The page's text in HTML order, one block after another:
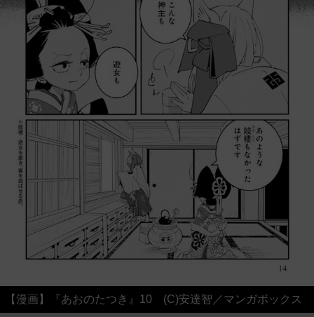
【漫画】『あおのたつき』10 (C)安達智／マンガボックス